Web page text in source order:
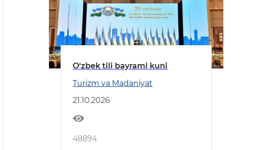
O‘zbek tili bayrami kuni
Turizm va Madaniyat
21.10.2026
48894